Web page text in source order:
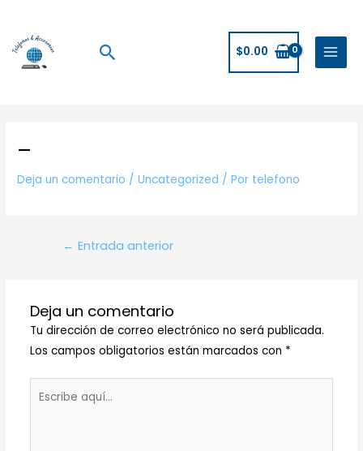
contenido
Buscar $0.00
MENU
–
Deja un comentario /Uncategorized / Por telefono
← Entrada anterior
Deja un comentario
Tu dirección de correo electrónico no será publicada.
Los campos obligatorios están marcados con *